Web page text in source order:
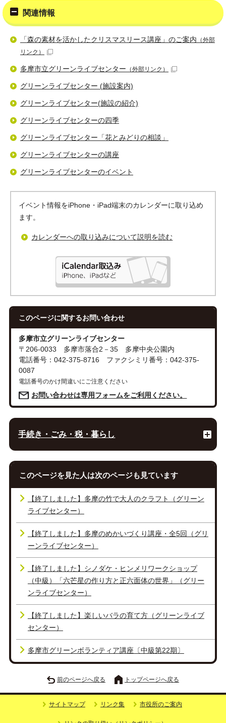
関連情報
「森の素材を活かしたクリスマスリース講座」のご案内 （外部
リンク）
多摩市立グリーンライブセンター （外部リンク）
グリーンライブセンター (施設案内)
グリーンライブセンター(施設の紹介)
グリーンライブセンターの四季
グリーンライブセンター「花とみどりの相談」
グリーンライブセンターの講座
グリーンライブセンターのイベント
イベント情報をiPhone・iPad端末のカレンダーに取り込め
ます。
カレンダーへの取り込みについて説明を読む
このページに関するお問い合わせ
多摩市立グリーンライブセンター
〒206-0033 多摩市落合2－35 多摩中央公園内
電話番号：042-375-8716 ファクシミリ番号：042-375-
0087
電話番号のかけ間違いにご注意ください
お問い合わせは専用フォームをご利用ください。
手続き・ごみ・税・暮らし
このページを見た人は次のページも見ています
【終了しました】多摩の竹で大人のクラフト（グリーン
ライブセンター）
【終了しました】多摩のめかいづくり講座・全5回（グリ
ーンライブセンター）
【終了しました】シノダケ・ヒンメリワークショップ
（中級）「六芒星の作り方と正六面体の世界」（グリー
ンライブセンター）
【終了しました】楽しいバラの育て方（グリーンライブ
センター）
多摩市グリーンボランティア講座〔中級第22期〕
前のページへ戻る トップページへ戻る
サイトマップ リンク集 市役所のご案内